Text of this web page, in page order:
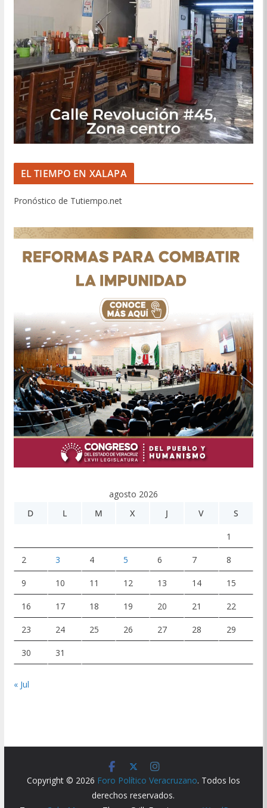
EL TIEMPO EN XALAPA
Pronóstico de Tutiempo.net
agosto 2026
D
L M X J V S
1
2 3 4 5 6 7 8
9 10 11 12 13 14 15
16 17 18 19 20 21 22
23 24 25 26 27 28 29
30 31
« Jul
Copyright © 2026 Foro Político Veracruzano. Todos los
derechos reservados.